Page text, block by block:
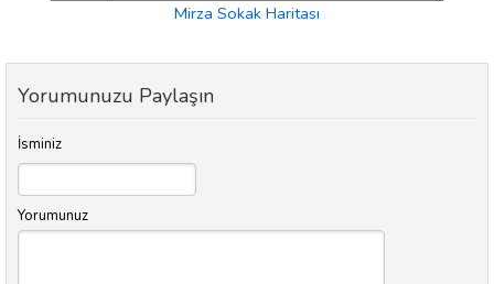
Mirza Sokak Haritası
Yorumunuzu Paylaşın
İsminiz
Yorumunuz